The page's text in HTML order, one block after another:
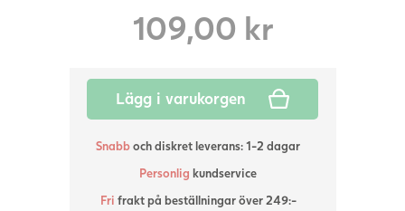
109,00 kr
Lägg i varukorgen
Snabboch diskret leverans: 1-2 dagar
Personlig kundservice
Fri frakt på beställningar över 249:-